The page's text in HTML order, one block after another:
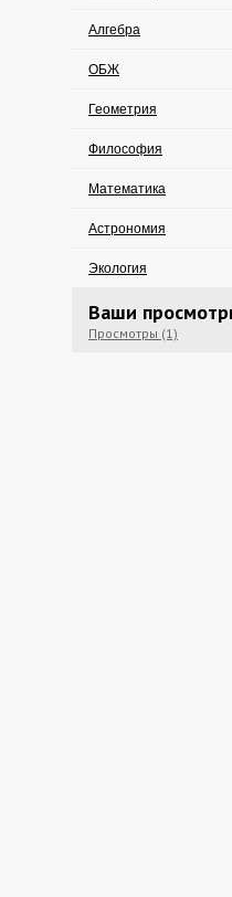
Алгебра
ОБЖ
Геометрия
Философия
Математика
Астрономия
Экология
Ваши
Просмотры (1)